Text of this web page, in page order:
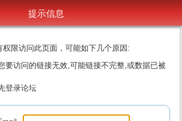
提示信息
限访问此页面，可能如下几个原因:
要访问的链接无效,可能链接不完整,或数据已被
登录论坛